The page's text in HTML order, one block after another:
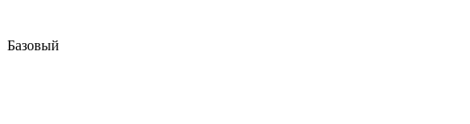
Базовый